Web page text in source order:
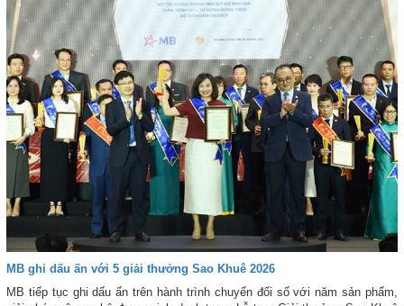
MB ghi dấu ấn với 5 giải thưởng Sao Khuê 2026
MB tiếp tục ghi dấu ấn trên hành trình chuyển đổi số với năm sản phẩm,